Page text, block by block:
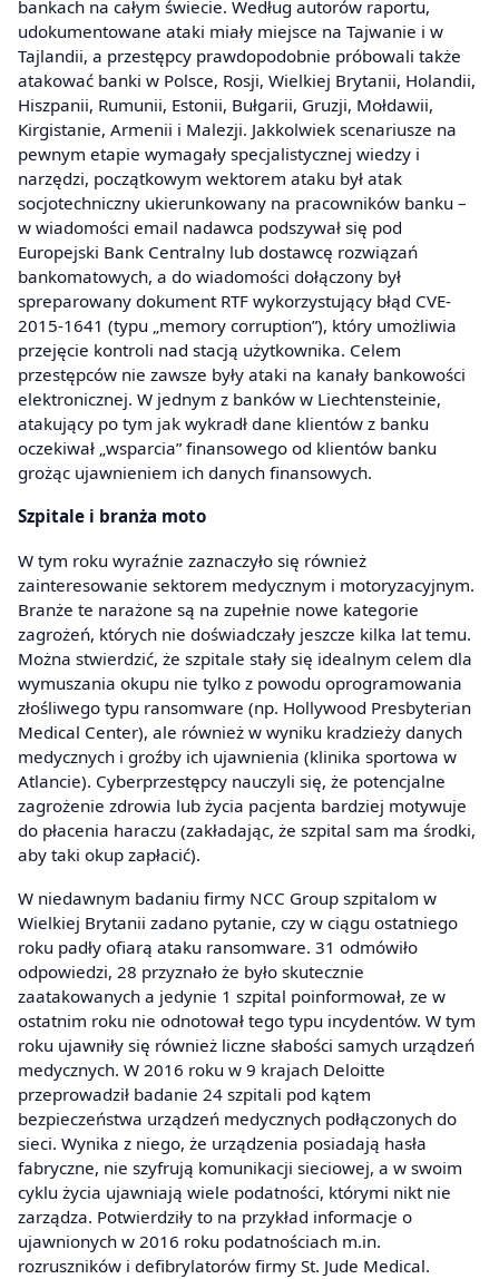
bankach na całym świecie. Według autorów raportu,
udokumentowane ataki miały miejsce na Tajwanie i w
Tajlandii, a przestępcy prawdopodobnie próbowali także
atakować banki w Polsce, Rosji, Wielkiej Brytanii, Holandii,
Hiszpanii, Rumunii, Estonii, Bułgarii, Gruzji, Mołdawii,
Kirgistanie, Armenii i Malezji. Jakkolwiek scenariusze na
pewnym etapie wymagały specjalistycznej wiedzy i
narzędzi, początkowym wektorem ataku był atak
socjotechniczny ukierunkowany na pracowników banku –
w wiadomości email nadawca podszywał się pod
Europejski Bank Centralny lub dostawcę rozwiązań
bankomatowych, a do wiadomości dołączony był
spreparowany dokument RTF wykorzystujący błąd CVE-
2015-1641 (typu „memory corruption”), który umożliwia
przejęcie kontroli nad stacją użytkownika. Celem
przestępców nie zawsze były ataki na kanały bankowości
elektronicznej. W jednym z banków w Liechtensteinie,
atakujący po tym jak wykradł dane klientów z banku
oczekiwał „wsparcia” finansowego od klientów banku
grożąc ujawnieniem ich danych finansowych.
Szpitale i branża moto
W tym roku wyraźnie zaznaczyło się również
zainteresowanie sektorem medycznym i motoryzacyjnym.
Branże te narażone są na zupełnie nowe kategorie
zagrożeń, których nie doświadczały jeszcze kilka lat temu.
Można stwierdzić, że szpitale stały się idealnym celem dla
wymuszania okupu nie tylko z powodu oprogramowania
złośliwego typu ransomware (np. Hollywood Presbyterian
Medical Center), ale również w wyniku kradzieży danych
medycznych i groźby ich ujawnienia (klinika sportowa w
Atlancie). Cyberprzestępcy nauczyli się, że potencjalne
zagrożenie zdrowia lub życia pacjenta bardziej motywuje
do płacenia haraczu (zakładając, że szpital sam ma środki,
aby taki okup zapłacić).
W niedawnym badaniu firmy NCC Group szpitalom w
Wielkiej Brytanii zadano pytanie, czy w ciągu ostatniego
roku padły ofiarą ataku ransomware. 31 odmówiło
odpowiedzi, 28 przyznało że było skutecznie
zaatakowanych a jedynie 1 szpital poinformował, ze w
ostatnim roku nie odnotował tego typu incydentów. W tym
roku ujawniły się również liczne słabości samych urządzeń
medycznych. W 2016 roku w 9 krajach Deloitte
przeprowadził badanie 24 szpitali pod kątem
bezpieczeństwa urządzeń medycznych podłączonych do
sieci. Wynika z niego, że urządzenia posiadają hasła
fabryczne, nie szyfrują komunikacji sieciowej, a w swoim
cyklu życia ujawniają wiele podatności, którymi nikt nie
zarządza. Potwierdziły to na przykład informacje o
ujawnionych w 2016 roku podatnościach m.in.
rozruszników i defibrylatorów firmy St. Jude Medical.